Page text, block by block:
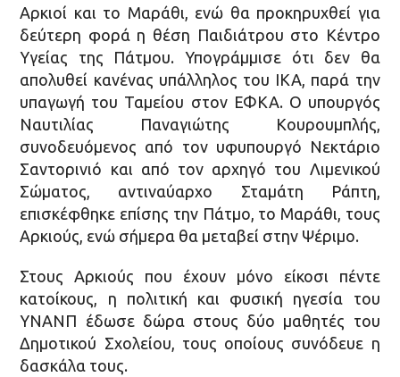
Αρκιοί και το Μαράθι, ενώ θα προκηρυχθεί για
δεύτερη φορά η θέση Παιδιάτρου στο Κέντρο
Υγείας της Πάτμου. Υπογράμμισε ότι δεν θα
απολυθεί κανένας υπάλληλος του ΙΚΑ, παρά την
υπαγωγή του Ταμείου στον ΕΦΚΑ. Ο υπουργός
Ναυτιλίας Παναγιώτης Κουρουμπλής,
συνοδευόμενος από τον υφυπουργό Νεκτάριο
Σαντορινιό και από τον αρχηγό του Λιμενικού
Σώματος, αντιναύαρχο Σταμάτη Ράπτη,
επισκέφθηκε επίσης την Πάτμο, το Μαράθι, τους
Αρκιούς, ενώ σήμερα θα μεταβεί στην Ψέριμο.
Στους Αρκιούς που έχουν μόνο είκοσι πέντε
κατοίκους, η πολιτική και φυσική ηγεσία του
ΥΝΑΝΠ έδωσε δώρα στους δύο μαθητές του
Δημοτικού Σχολείου, τους οποίους συνόδευε η
δασκάλα τους.